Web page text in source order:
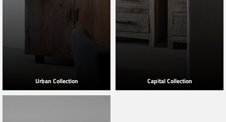
Urban Collection Capital Collection